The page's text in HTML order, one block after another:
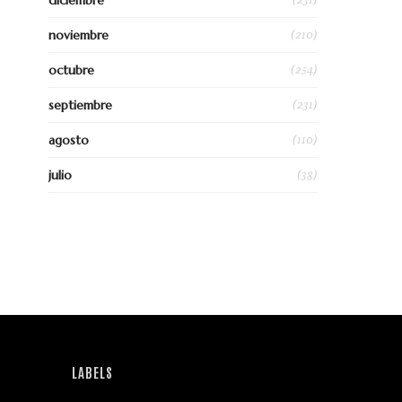
noviembre (210)
octubre (254)
septiembre (231)
agosto (110)
julio (38)
LABELS